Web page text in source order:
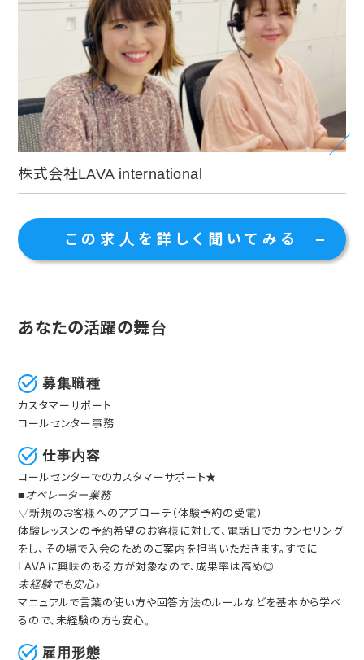
株式会社LAVA international
この求人を詳しく聞いてみる
あなたの活躍の舞台
募集職種
カスタマーサポート
コールセンター事務
仕事内容
コールセンターでのカスタマーサポート★
■オペレーター業務
▽新規のお客様へのアプローチ（体験予約の受電）
体験レッスンの予約希望のお客様に対して、電話口でカウンセリング
をし、その場で入会のためのご案内を担当いただきます。すでに
LAVAに興味のある方が対象なので、成果率は高め◎
未経験でも安心♪
マニュアルで言葉の使い方や回答方法のルールなどを基本から学べ
るので、未経験の方も安心。
雇用形態